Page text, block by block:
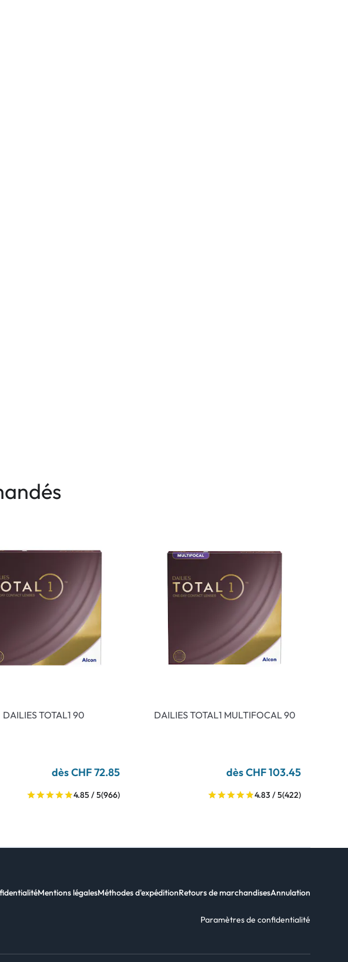
DAILIES TOTAL1 90
dès CHF 72.85
4.85 / 5(966)
DAILIES TOTAL1 MULTIFOCAL 90
dès CHF 103.45
4.83 / 5(422)
Mentions légalesMéthodes d'expéditionRetours de marchandisesAnnulation
Paramètres de confidentialité